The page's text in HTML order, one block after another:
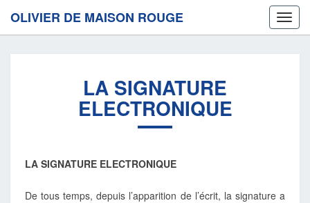
OLIVIER DE MAISON ROUGE
SIGNATURE
ELECTRONIQUE
LA SIGNATURE
ELECTRONIQUE
LA SIGNATURE ELECTRONIQUE
De tous temps, depuis l’apparition de l’écrit, la signature a